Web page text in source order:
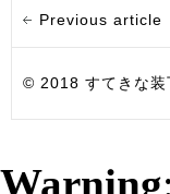
Previous article
© 2018 すてきな
Warning